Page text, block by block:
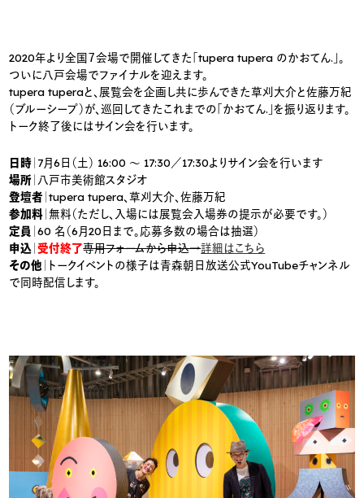
2020年より全国７会場で開催してきた「tupera tupera のかおてん.」。
ついに八戸会場でファイナルを迎えます。
tupera tuperaと、展覧会を企画し共に歩んできた草刈大介と佐藤万紀
（ブルーシープ）が、巡回してきたこれまでの「かおてん.」を振り返ります。
トーク終了後にはサイン会を行います。
日時 ｜7月6日（土） 16:00 ～ 17:30／17:30よりサイン会を行います
場所 ｜八戸市美術館スタジオ
登壇者 ｜tupera tupera、草刈大介、佐藤万紀
参加料 ｜無料（ただし、入場には展覧会入場券の提示が必要です。）
定員 ｜60 名（6月20日まで。応募多数の場合は抽選）
申込 ｜受付終了専用フォームから申込→詳細はこちら
その他 ｜トークイベントの様子は青森朝日放送公式YouTubeチャンネル
で同時配信します。